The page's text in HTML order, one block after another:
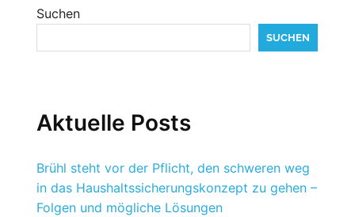
Suchen
SUCHEN
Aktuelle Posts
Brühl steht vor der Pflicht, den schweren weg
in das Haushaltssicherungskonzept zu gehen –
Folgen und mögliche Lösungen